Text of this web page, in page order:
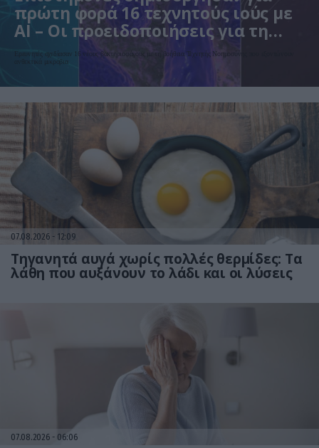
πρώτη φορά 16 τεχνητούς ιούς με
AI – Οι προειδοποιήσεις για τη
βιοασφάλεια
Ερευνητές σχεδίασαν 16 νέους βακτηριοφάγους με τη βοήθεια Τεχνητής Νοημοσύνης που εξοντώνουν
ανθεκτικά μικρόβια
07.08.2026 12:09
Τηγανητά αυγά χωρίς πολλές θερμίδες: Τα
λάθη που αυξάνουν το λάδι και οι λύσεις
07.08.2026 06:06